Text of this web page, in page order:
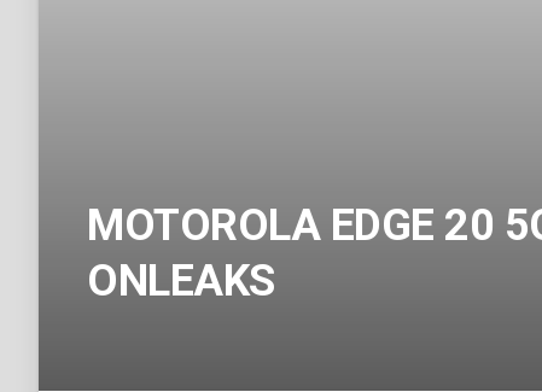
MOTOROLA EDGE 20
ONLEAKS